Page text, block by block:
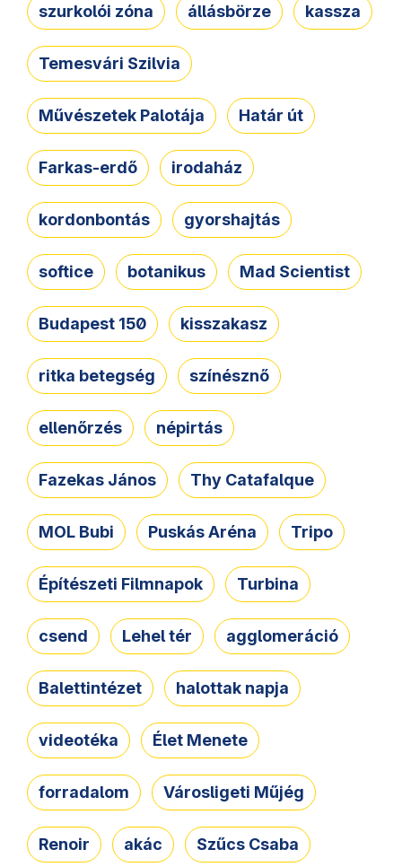
szurkolói zóna állásbörze kassza
Temesvári Szilvia
Művészetek Palotája Határ út
Farkas-erdő irodaház
kordonbontás gyorshajtás
softice botanikus Mad Scientist
Budapest 150 kisszakasz
ritka betegség színésznő
ellenőrzés népirtás
Fazekas János Thy Catafalque
MOL Bubi Puskás Aréna Tripo
Építészeti Filmnapok Turbina
csend Lehel tér agglomeráció
Balettintézet halottak napja
videotéka Élet Menete
forradalom Városligeti Műjég
Renoir akác Szűcs Csaba